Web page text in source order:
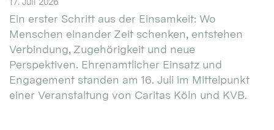
Ein erster Schritt aus der Einsamkeit: Wo
Menschen einander Zeit schenken, entstehen
Verbindung, Zugehörigkeit und neue
Perspektiven. Ehrenamtlicher Einsatz und
Engagement standen am 16. Juli im Mittelpunkt
einer Veranstaltung von Caritas Köln und KVB.